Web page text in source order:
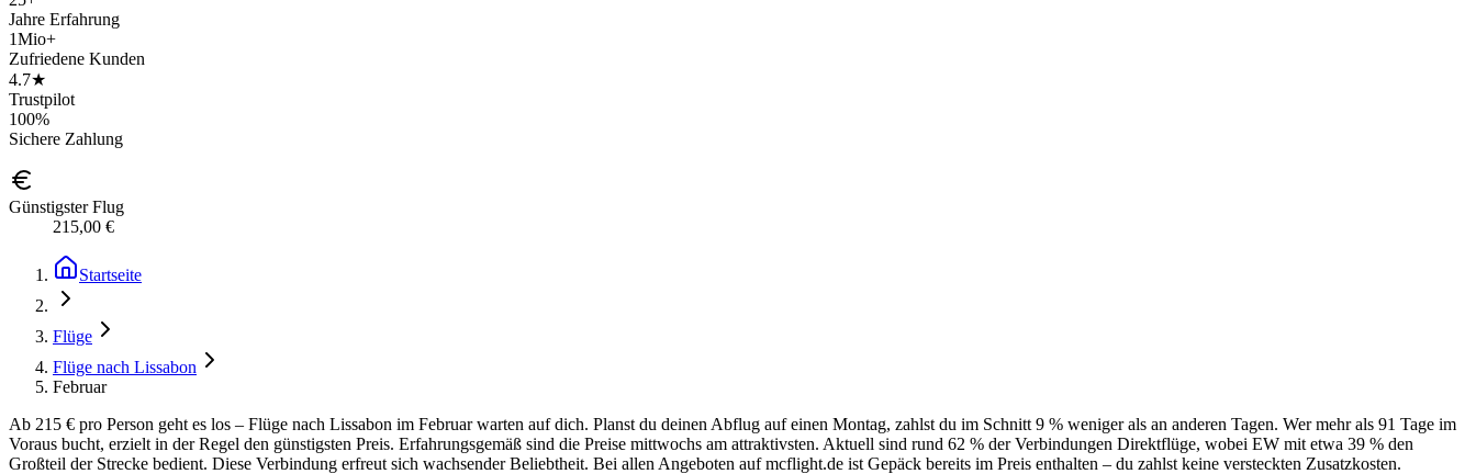
Jahre Erfahrung
1Mio+
Zufriedene Kunden
4.7★
Trustpilot
100%
Sichere Zahlung
Günstigster Flug
215,00 €
Startseite
Flüge
Flüge nach Lissabon
Februar
Ab 215 € pro Person geht es los – Flüge nach Lissabon im Februar warten auf dich. Planst du deinen Abflug auf einen Montag, zahlst du im Schnitt 9 % weniger als an anderen Tagen. Wer mehr als 91 Tage im
Voraus bucht, erzielt in der Regel den günstigsten Preis. Erfahrungsgemäß sind die Preise mittwochs am attraktivsten. Aktuell sind rund 62 % der Verbindungen Direktflüge, wobei EW mit etwa 39 % den
Großteil der Strecke bedient. Diese Verbindung erfreut sich wachsender Beliebtheit. Bei allen Angeboten auf mcflight.de ist Gepäck bereits im Preis enthalten – du zahlst keine versteckten Zusatzkosten.